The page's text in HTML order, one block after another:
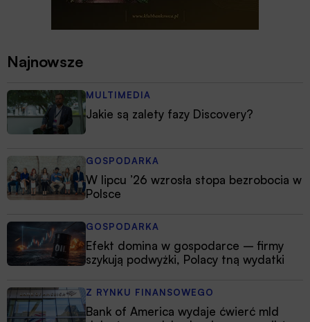
Najnowsze
MULTIMEDIA
Jakie są zalety fazy Discovery?
GOSPODARKA
W lipcu ’26 wzrosła stopa bezrobocia w
Polsce
GOSPODARKA
Efekt domina w gospodarce – firmy
szykują podwyżki, Polacy tną wydatki
Z RYNKU FINANSOWEGO
Bank of America wydaje ćwierć mld